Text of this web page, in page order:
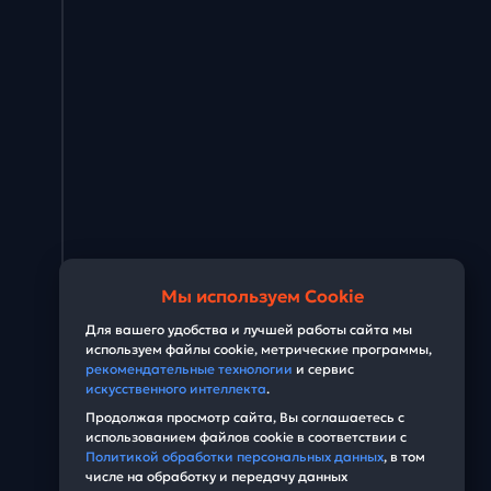
Мы используем Cookie
Для вашего удобства и лучшей работы сайта мы
используем файлы cookie, метрические программы,
рекомендательные технологии и сервис
искусственного интеллекта.
Продолжая просмотр сайта, Вы соглашаетесь с
использованием файлов cookie в соответствии с
Политикой обработки персональных данных, в том
числе на обработку и передачу данных